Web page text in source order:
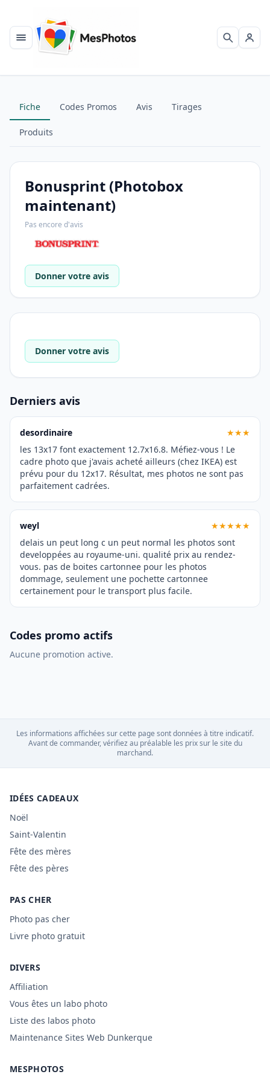
Menu Se
Fiche Codes Promos Avis Tirages
Produits
Bonusprint (Photobox
maintenant)
Pas encore d'avis
Donner votre avis
Donner votre avis
Derniers avis
desordinaire
★★★
les 13x17 font exactement 12.7x16.8. Méfiez-vous ! Le
cadre photo que j'avais acheté ailleurs (chez IKEA) est
prévu pour du 12x17. Résultat, mes photos ne sont pas
parfaitement cadrées.
weyl
★★★★★
delais un peut long c un peut normal les photos sont
developpées au royaume-uni. qualité prix au rendez-
vous. pas de boites cartonnee pour les photos
dommage, seulement une pochette cartonnee
certainement pour le transport plus facile.
Codes promo actifs
Aucune promotion active.
Les informations affichées sur cette page sont données à titre indicatif.
Avant de commander, vérifiez au préalable les prix sur le site du
marchand.
IDÉES CADEAUX
Noël
Saint-Valentin
Fête des mères
Fête des pères
PAS CHER
Photo pas cher
Livre photo gratuit
DIVERS
Affiliation
Vous êtes un labo photo
Liste des labos photo
Maintenance Sites Web Dunkerque
MESPHOTOS